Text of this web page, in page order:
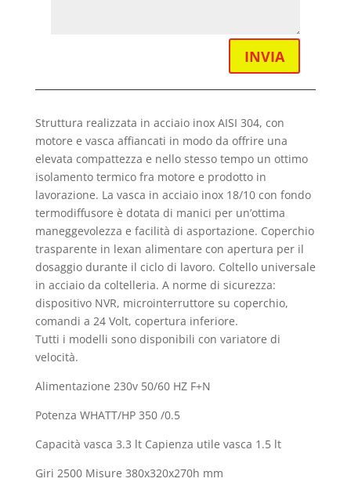
INVIA
Struttura realizzata in acciaio inox AISI 304, con
motore e vasca affiancati in modo da offrire una
elevata compattezza e nello stesso tempo un ottimo
isolamento termico fra motore e prodotto in
lavorazione. La vasca in acciaio inox 18/10 con fondo
termodiffusore è dotata di manici per un’ottima
maneggevolezza e facilità di asportazione. Coperchio
trasparente in lexan alimentare con apertura per il
dosaggio durante il ciclo di lavoro. Coltello universale
in acciaio da coltelleria. A norme di sicurezza:
dispositivo NVR, microinterruttore su coperchio,
comandi a 24 Volt, copertura inferiore.
Tutti i modelli sono disponibili con variatore di
velocità.
Alimentazione 230v 50/60 HZ F+N
Potenza WHATT/HP 350 /0.5
Capacità vasca 3.3 lt Capienza utile vasca 1.5 lt
Giri 2500 Misure 380x320x270h mm